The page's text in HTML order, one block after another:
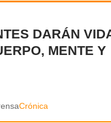
DARÁN
MENTE Y
Crónica